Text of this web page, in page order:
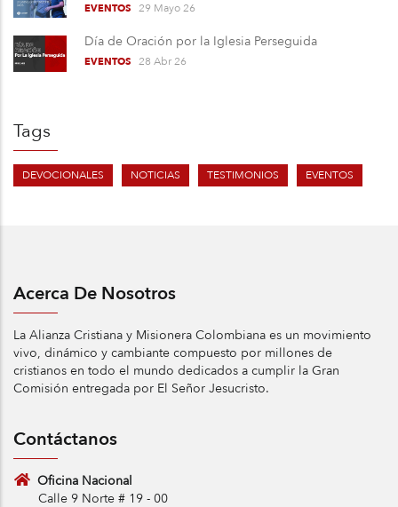
EVENTOS 29 Mayo 26
Día de Oración por la Iglesia Perseguida
EVENTOS 28 Abr 26
Tags
DEVOCIONALES NOTICIAS TESTIMONIOS EVENTOS
Acerca De Nosotros
La Alianza Cristiana y Misionera Colombiana es un movimiento
vivo, dinámico y cambiante compuesto por millones de
cristianos en todo el mundo dedicados a cumplir la Gran
Comisión entregada por El Señor Jesucristo.
Contáctanos
Oficina Nacional
Calle 9 Norte # 19 - 00